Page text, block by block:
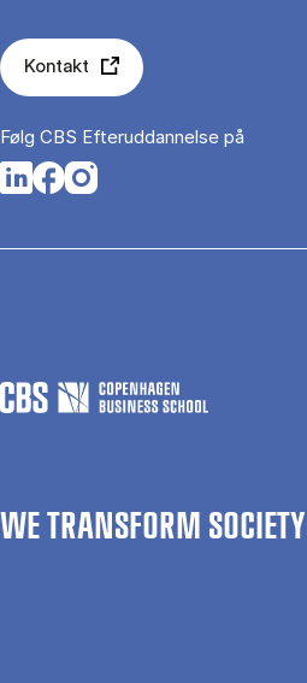
Kontakt
Følg CBS Efteruddannelse på
Opens in a new tab
Opens in a new tab
Opens in a new tab
WE TRANSFORM